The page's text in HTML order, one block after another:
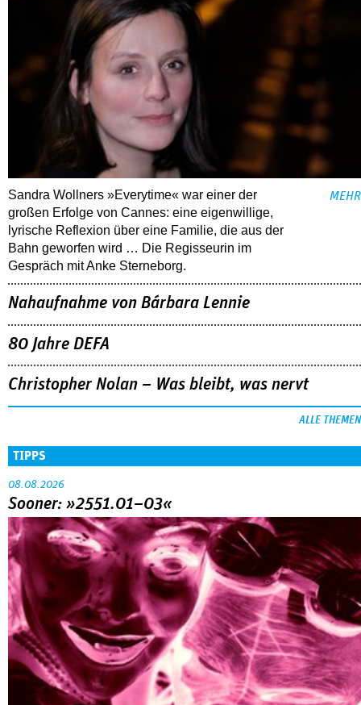
Sandra Wollners »Everytime« war einer der
großen Erfolge von Cannes: eine eigenwillige,
lyrische Reflexion über eine ­Familie, die aus der
Bahn geworfen wird … Die Regisseurin im
Gespräch mit Anke Sterneborg.
MEHR
Nahaufnahme von Bárbara Lennie
80 Jahre DEFA
Christopher Nolan – Was bleibt, was nervt
ALLE THEMEN
TIPPS
08.08.2026
Sooner: »2551.01–03«